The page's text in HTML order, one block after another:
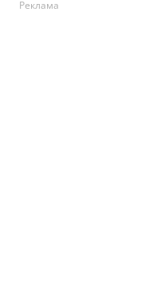
Реклама